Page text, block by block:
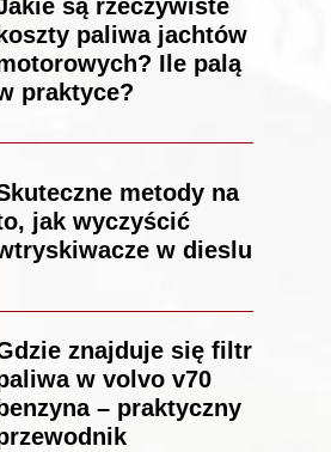
są rzeczywiste
koszty paliwa jachtów
Ile palą
praktyce?
metody na
jak wyczyścić
w dieslu
znajduje się filtr
w volvo v70
benzyna – praktyczny